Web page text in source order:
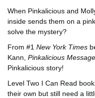
When Pinkalicious and
inside sends them on a
solve the mystery?
From #1 New York Times
Kann, Pinkalicious
Pinkalicious story!
Level Two I Can Read
their own but still need a